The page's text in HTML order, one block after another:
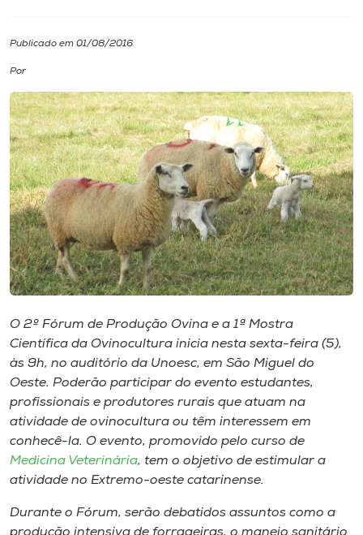
Cultura
CPA
Biblioteca
Editora
Rádio
Unoesc
Store
Selecione
Publicado em 01/08/2016
Por
O 2º Fórum de Produção Ovina e a 1ª Mostra
Científica da Ovinocultura inicia nesta sexta-feira (5),
às 9h, no auditório da Unoesc, em São Miguel do
Oeste. Poderão participar do evento estudantes,
profissionais e produtores rurais que atuam na
atividade de ovinocultura ou têm interessem em
conhecê-la. O evento, promovido pelo curso de
Medicina Veterinária, tem o objetivo de estimular a
atividade no Extremo-oeste catarinense.
Durante o Fórum, serão debatidos assuntos como a